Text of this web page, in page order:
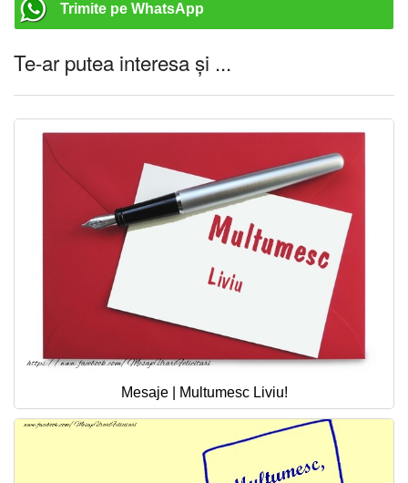
Trimite pe WhatsApp
Te-ar putea interesa și ...
Mesaje | Multumesc Liviu!